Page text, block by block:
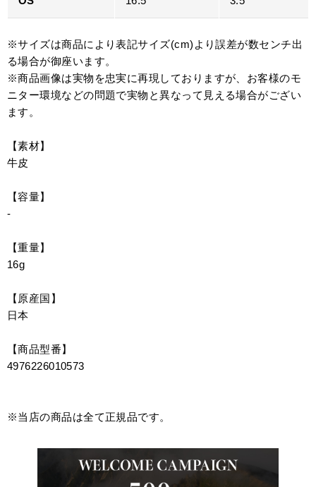
※サイズは商品により表記サイズ(cm)より誤差が数センチ出
る場合が御座います。
※商品画像は実物を忠実に再現しておりますが、お客様のモ
ニター環境などの問題で実物と異なって見える場合がござい
ます。
【素材】
牛皮
【容量】
-
【重量】
16g
【原産国】
日本
【商品型番】
4976226010573
※当店の商品は全て正規品です。